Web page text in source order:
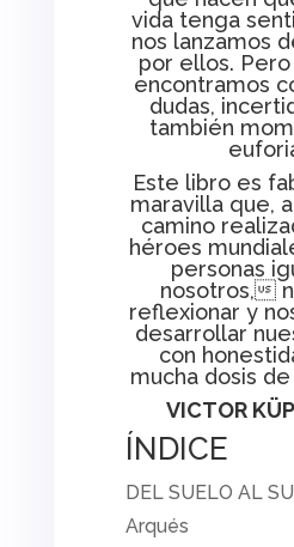
vida tenga
nos lanzamos
por ellos.
encontramos
dudas,
también
Este libro es
maravilla que,
camino
héroes
personas
nosotros,
reflexionar y
desarrollar
con
mucha dosis
VICTOR
ÍNDICE
DEL SUELO AL
Arqués